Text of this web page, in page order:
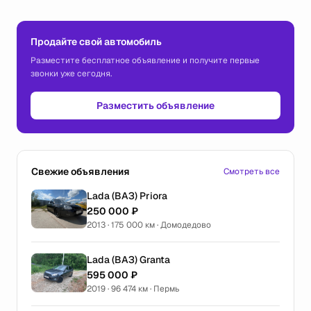
Продайте свой автомобиль
Разместите бесплатное объявление и получите первые
звонки уже сегодня.
Разместить объявление
Свежие объявления Смотреть все
Lada (ВАЗ) Priora
250 000 ₽
2013 · 175 000 км · Домодедово
Lada (ВАЗ) Granta
595 000 ₽
2019 · 96 474 км · Пермь